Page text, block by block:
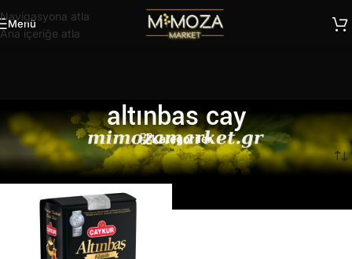
Navigasyona atla
Ana içeriğe atla
Menü
altınbas cay
Kategoriler
Ana Sayfa/ Ürünler “altınbas cay” olarak etiketlendi